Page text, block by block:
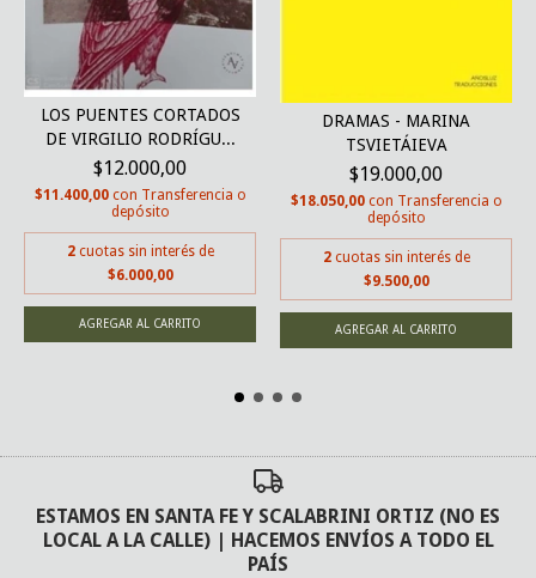
LOS PUENTES CORTADOS
DE VIRGILIO RODRÍGU...
$12.000,00
$11.400,00 con Transferencia o
depósito
2 cuotas sin interés de
$6.000,00
DRAMAS - MARINA
TSVIETÁIEVA
$19.000,00
$18.050,00 con Transferencia o
depósito
2 cuotas sin interés de
$9.500,00
ESTAMOS EN SANTA FE Y SCALABRINI ORTIZ (NO ES
LOCAL A LA CALLE) | HACEMOS ENVÍOS A TODO EL
PAÍS